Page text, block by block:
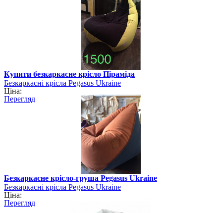
Купити безкаркасне крісло Піраміда
Безкаркасні крісла Pegasus Ukraine
Ціна:
Перегляд
Безкаркасне крісло-груша Pegasus Ukraine
Безкаркасні крісла Pegasus Ukraine
Ціна:
Перегляд